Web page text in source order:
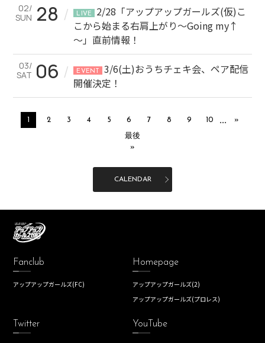
02/
SUN 28 / LIVE
2/28「アップアップガールズ(仮)こ
こから始まる右肩上がり～Going my↑
～」直前情報！
03/
SAT 06 / EVENT
3/6(土)おうちチェキ会、ペア配信
開催決定！
1 2 3 4 5 6 7 8 9 10 ... »
最後
»
CALENDAR
Fanclub
アップアップガールズ(FC)
Homepage
アップアップガールズ(2)
アップアップガールズ(プロレス)
Twitter YouTube